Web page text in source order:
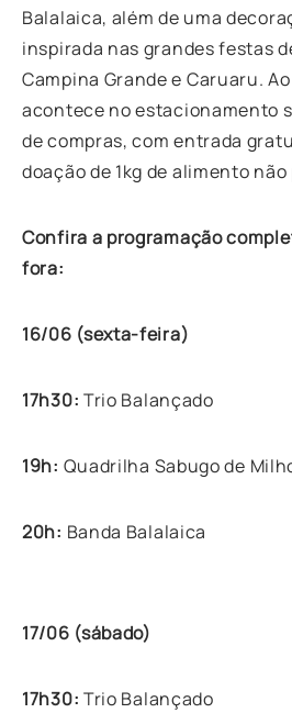
Balalaica, além de uma
inspirada nas grandes festas
Campina Grande e Caruaru.
acontece no estacionamento
de compras, com entrada
doação de 1kg de alimento
Confira a programação
fora:
16/06 (sexta-feira)
17h30: Trio Balançado
19h: Quadrilha Sabugo de
20h: Banda Balalaica
17/06 (sábado)
17h30: Trio Balançado